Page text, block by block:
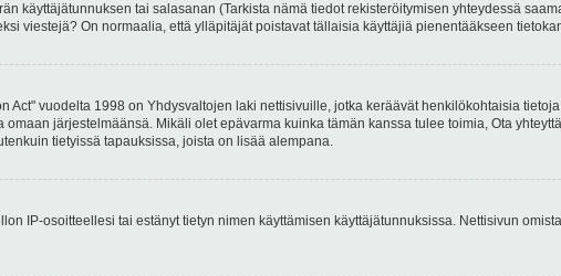
käyttäjätunnuksen tai salasanan (Tarkista nämä tiedot rekisteröitymisen yhteydessä
viestejä? On normaalia, että ylläpitäjät poistavat tällaisia käyttäjiä pienentääkseen
Act" vuodelta 1998 on Yhdysvaltojen laki nettisivuille, jotka keräävät henkilökohtaisia
järjestelmäänsä. Mikäli olet epävarma kuinka tämän kanssa tulee toimia, Ota
tietyissä tapauksissa, joista on lisää alempana.
IP-osoitteellesi tai estänyt tietyn nimen käyttämisen käyttäjätunnuksissa. Nettisivun